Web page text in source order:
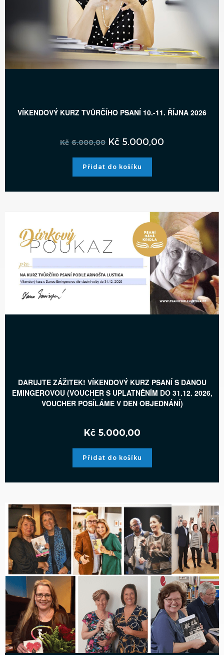
VÍKENDOVÝ KURZ TVŮRČÍHO PSANÍ 10.-11. ŘÍJNA 2026
Kč 6.000,00 Kč 5.000,00
Přidat do košíku
DARUJTE ZÁŽITEK! VÍKENDOVÝ KURZ PSANÍ S DANOU
EMINGEROVOU (VOUCHER S UPLATNĚNÍM DO 31.12. 2026,
VOUCHER POSÍLÁME V DEN OBJEDNÁNÍ)
Kč 5.000,00
Přidat do košíku